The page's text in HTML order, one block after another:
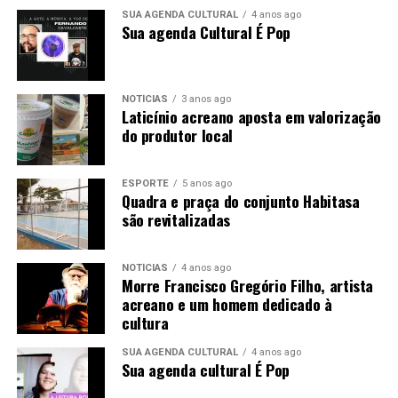
A coordenação está nas mãos de Alcinethe Damasceno,
diretora e roteirista com mais de 30 anos de experiência
em projetos sociais. Inovadora, Alcinethe instalou no
batelão a “Rádio da Alegria”, um sistema de alto-falantes
que transmite músicas e convites pelas margens,
SUA AGENDA CULTURAL 4 anos ago
Sua agenda Cultural É Pop
NOTÍCIAS 3 anos ago
Laticínio acreano aposta em valorização
do produtor local
ESPORTE 5 anos ago
Quadra e praça do conjunto Habitasa
são revitalizadas
NOTÍCIAS 4 anos ago
Morre Francisco Gregório Filho, artista
acreano e um homem dedicado à
cultura
SUA AGENDA CULTURAL 4 anos ago
Sua agenda cultural É Pop